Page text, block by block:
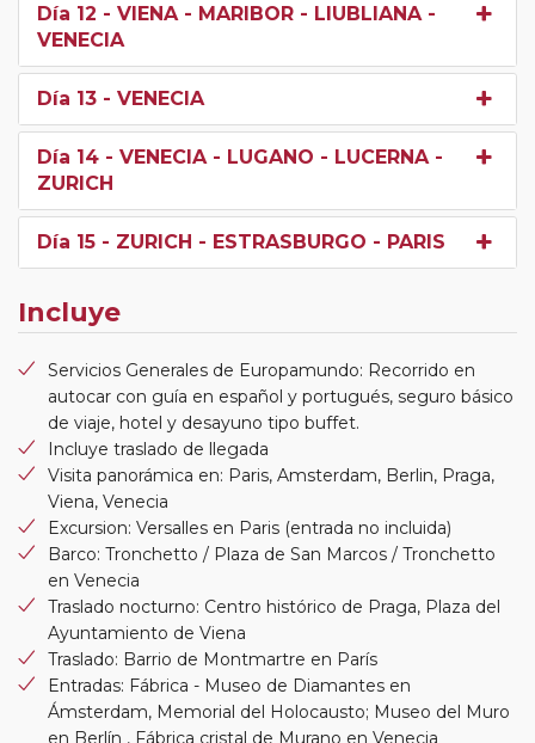
Día 12 - VIENA - MARIBOR - LIUBLIANA -
VENECIA
Día 13 - VENECIA
Día 14 - VENECIA - LUGANO - LUCERNA -
ZURICH
Día 15 - ZURICH - ESTRASBURGO - PARIS
Incluye
Servicios Generales de Europamundo: Recorrido en
autocar con guía en español y portugués, seguro básico
de viaje, hotel y desayuno tipo buffet.
Incluye traslado de llegada
Visita panorámica en: Paris, Amsterdam, Berlin, Praga,
Viena, Venecia
Excursion: Versalles en Paris (entrada no incluida)
Barco: Tronchetto / Plaza de San Marcos / Tronchetto
en Venecia
Traslado nocturno: Centro histórico de Praga, Plaza del
Ayuntamiento de Viena
Traslado: Barrio de Montmartre en París
Entradas: Fábrica - Museo de Diamantes en
Ámsterdam, Memorial del Holocausto; Museo del Muro
en Berlín , Fábrica cristal de Murano en Venecia